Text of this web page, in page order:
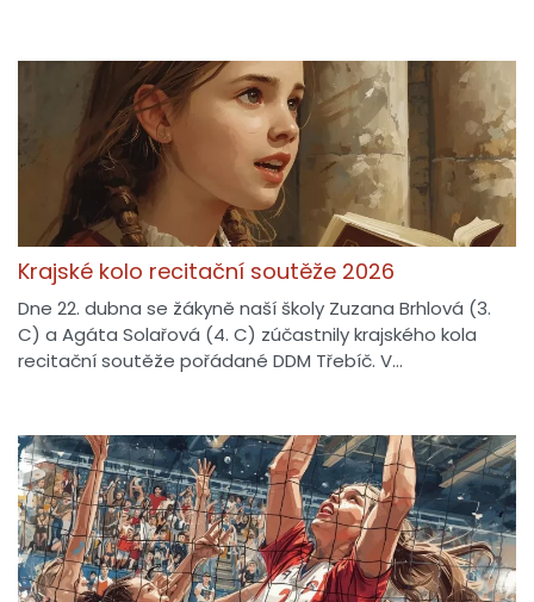
Krajské kolo recitační soutěže 2026
Dne 22. dubna se žákyně naší školy Zuzana Brhlová (3.
C) a Agáta Solařová (4. C) zúčastnily krajského kola
recitační soutěže pořádané DDM Třebíč. V…